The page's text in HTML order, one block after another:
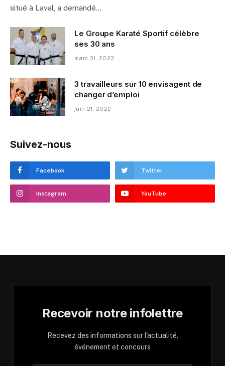
situé à Laval, a demandé…
Le Groupe Karaté Sportif célèbre
ses 30 ans
mars 31, 2023
3 travailleurs sur 10 envisagent de
changer d’emploi
juin 21, 2022
Suivez-nous
Facebook Twitter
Instagram YouTube
Recevoir notre infolettre
Recevez des informations sur l'actualité,
événement et concours